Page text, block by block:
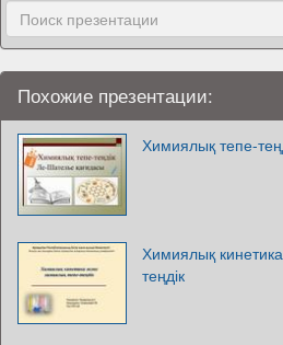
Похожие презентации:
Химиялық тепе-
Химиялық
теңдік